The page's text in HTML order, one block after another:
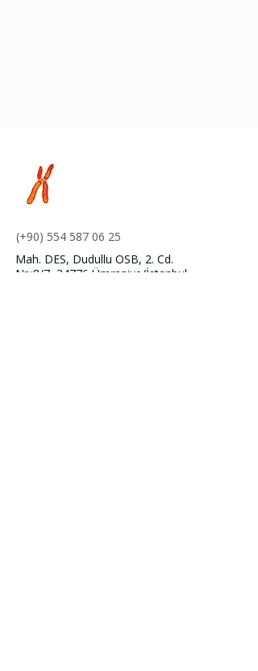
(+90) 554 587 06 25
Mah. DES, Dudullu OSB, 2. Cd.
Nr.:8/7, 34776 Ümraniye/İstanbul